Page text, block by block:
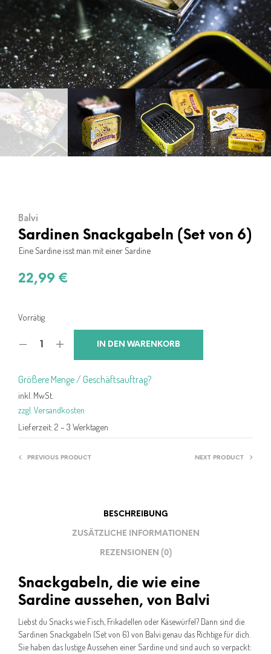
Balvi
Sardinen Snackgabeln (Set von 6)
Eine Sardine isst man mit einer Sardine
22,99 €
Vorrätig
IN DEN WARENKORB
Größere Menge / Geschäftsauftrag?
inkl. MwSt.
zzgl. Versandkosten
Lieferzeit: 2 – 3 Werktagen
PREVIOUS PRODUCT NEXT PRODUCT
BESCHREIBUNG
ZUSÄTZLICHE INFORMATIONEN
REZENSIONEN (0)
Snackgabeln, die wie eine
Sardine aussehen, von Balvi
Liebst du Snacks wie Fisch, Frikadellen oder Käsewürfel? Dann sind die
Sardinen Snackgabeln (Set von 6) von Balvi genau das Richtige für dich.
Sie haben das lustige Aussehen einer Sardine und sind auch so verpackt: